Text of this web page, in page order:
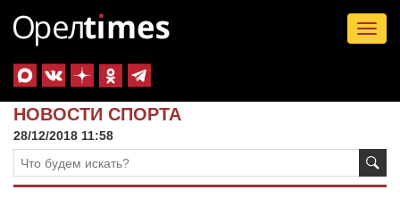
НОВОСТИ СПОРТА
28/12/2018 11:58